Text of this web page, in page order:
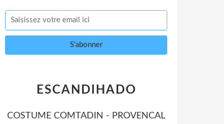
ESCANDIHADO
COSTUME COMTADIN - PROVENCAL